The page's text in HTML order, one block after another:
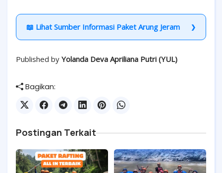
📖 Lihat Sumber Informasi Paket Arung Jeram
Published by Yolanda Deva Apriliana Putri (YUL)
Bagikan:
Postingan Terkait